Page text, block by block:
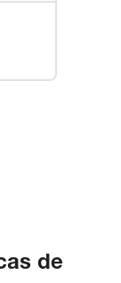
de